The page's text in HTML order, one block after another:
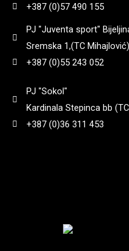
+387 (0)57 490 155
PJ "Juventa sport"
Sremska 1,(TC
+387 (0)55 243 052
PJ "Sokol"
Kardinala Stepinca bb
+387 (0)36 311 453